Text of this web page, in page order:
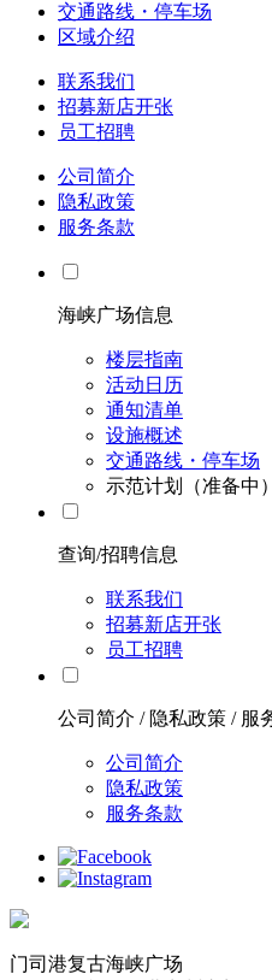
交通路线・停车场
区域介绍
联系我们
招募新店开张
员工招聘
公司简介
隐私政策
服务条款
海峡广场信息
楼层指南
活动日历
通知清单
设施概述
交通路线・停车场
示范计划（准备中）
查询/招聘信息
联系我们
招募新店开张
员工招聘
公司简介 / 隐私政策 / 服
公司简介
隐私政策
服务条款
门司港复古海峡广场